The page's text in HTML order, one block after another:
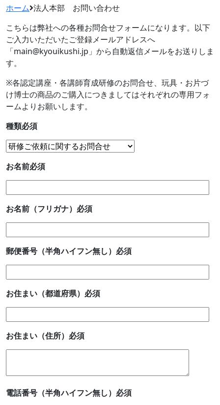
ホーム 法人本部 お問い合わせ
こちらは弊社への各種お問合せフォームになります。以下
ご入力いただいたご登録メールアドレスへ
「main@kyouikushi.jp」から自動返信メールをお送りしま
す。
※各認定講座・各講師育成研修のお問合せ、玩具・お片づ
け博士の商品のご購入につきましてはそれぞれの専用フォ
ームよりお願いします。
種類必須
お名前必須
お名前（フリガナ） 必須
郵便番号（半角ハイフン無し） 必須
お住まい（都道府県） 必須
お住まい（住所） 必須
電話番号（半角ハイフン無し） 必須